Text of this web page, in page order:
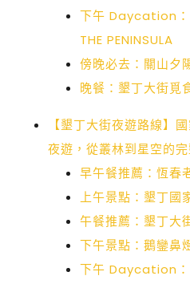
下午 Daycation：
THE PENINSULA
傍晚必去：關山夕
晚餐：墾丁大街覓
【墾丁大街夜遊路線】
夜遊，從叢林到星空的
早午餐推薦：恆春
上午景點：墾丁國
午餐推薦：墾丁大
下午景點：鵝鑾鼻
下午 Daycation